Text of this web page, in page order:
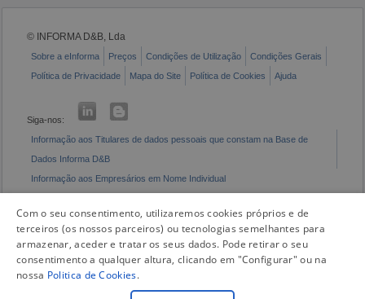
© INFORMA D&B, Lda
Sobre a eInforma Preços Condições de Utilização
Condições Gerais
Política de Privacidade
Mapa do Site Política de Cookies Ajuda
Siga-nos:
Informação aos Titulares de dados pessoais que constam na Base de
Dados Informa D&B
Informação aos Empresários em Nome Individual
Com o seu consentimento, utilizaremos cookies próprios e de
terceiros (os nossos parceiros) ou tecnologias semelhantes para
armazenar, aceder e tratar os seus dados. Pode retirar o seu
consentimento a qualquer altura, clicando em "Configurar" ou na
nossa Politica de Cookies.